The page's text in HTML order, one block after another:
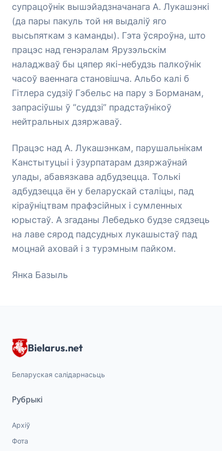
супрацоўнік вышэйадзначанага А. Лукашэнкі
(да пары пакуль той ня выдаліў яго
высьпяткам з каманды). Гэта ўсяроўна, што
працэс над генэралам Ярузэльскім
наладжваў бы цяпер які-небудзь палкоўнік
часоў ваеннага становішча. Альбо калі б
Гітлера судзіў Гэбельс на пару з Борманам,
запрасіўшы ў “суддзі” прадстаўнікоў
нейтральных дзяржаваў.
Працэс над А. Лукашэнкам, парушальнікам
Канстытуцыі і ўзурпатарам дзяржаўнай
улады, абавязкава адбудзецца. Толькі
адбудзецца ён у беларускай сталіцы, пад
кіраўніцтвам прафэсійных і сумленных
юрыстаў. А згаданы Лебедько будзе сядзець
на лаве сярод падсудных лукашыстаў пад
моцнай аховай і з турэмным пайком.
Янка Базыль
Bielarus.net
Беларуская салідарнасьць
Рубрыкі
Архіў
Фота